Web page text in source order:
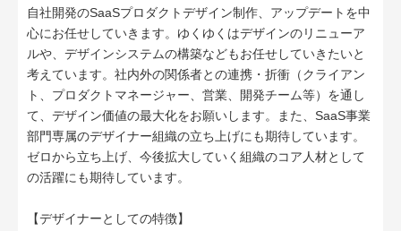
自社開発のSaaSプロダクトデザイン制作、アップデートを中
心にお任せしていきます。ゆくゆくはデザインのリニューア
ルや、デザインシステムの構築などもお任せしていきたいと
考えています。社内外の関係者との連携・折衝（クライアン
ト、プロダクトマネージャー、営業、開発チーム等）を通し
て、デザイン価値の最大化をお願いします。また、SaaS事業
部門専属のデザイナー組織の立ち上げにも期待しています。
ゼロから立ち上げ、今後拡大していく組織のコア人材として
の活躍にも期待しています。
【デザイナーとしての特徴】